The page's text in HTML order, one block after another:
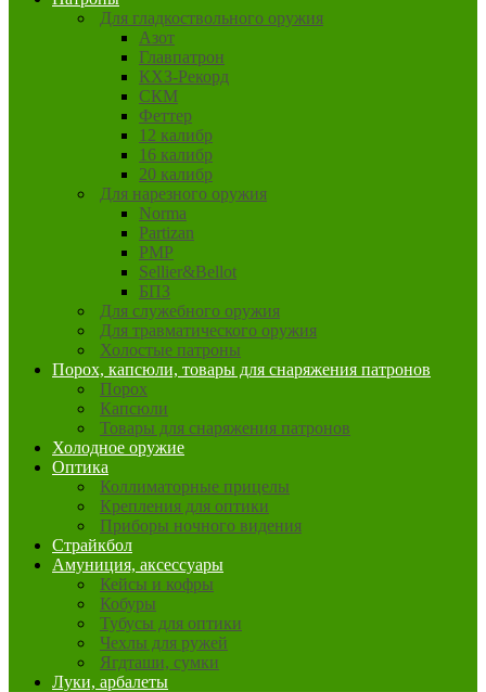
Для гладкоствольного оружия
Азот
Главпатрон
КХЗ-Рекорд
СКМ
Феттер
12 калибр
16 калибр
20 калибр
Для нарезного оружия
Norma
Partizan
PMP
Sellier&Bellot
БПЗ
Для служебного оружия
Для травматического оружия
Холостые патроны
Порох, капсюли, товары для снаряжения патронов
Порох
Капсюли
Товары для снаряжения патронов
Холодное оружие
Оптика
Коллиматорные прицелы
Крепления для оптики
Приборы ночного видения
Страйкбол
Амуниция, аксессуары
Кейсы и кофры
Кобуры
Тубусы для оптики
Чехлы для ружей
Ягдташи, сумки
Луки, арбалеты